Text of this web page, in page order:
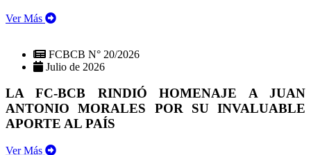
Ver Más
FCBCB N° 20/2026
Julio de 2026
LA FC-BCB RINDIÓ HOMENAJE A JUAN
ANTONIO MORALES POR SU INVALUABLE
APORTE AL PAÍS
Ver Más